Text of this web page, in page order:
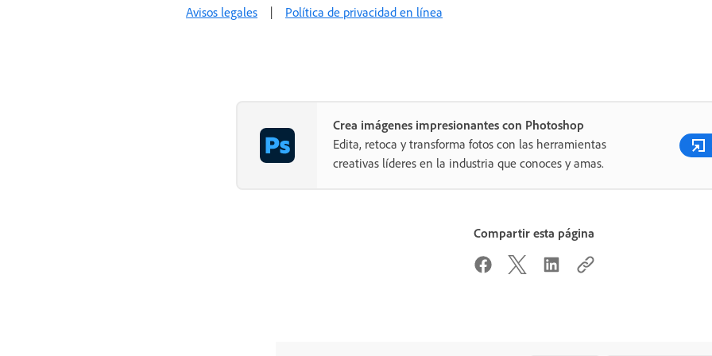
Avisos legales | Política de privacidad en línea
Crea imágenes impresionantes con Photoshop
Edita, retoca y transforma fotos con las herramientas
creativas líderes en la industria que conoces y amas.
Compartir esta página